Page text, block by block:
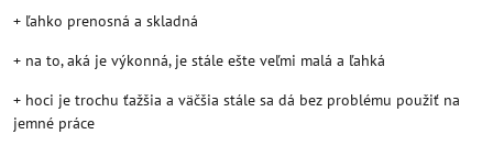
+ ľahko prenosná a skladná
+ na to, aká je výkonná, je stále ešte veľmi malá a ľahká
+ hoci je trochu ťažšia a väčšia stále sa dá bez problému použiť na
jemné práce